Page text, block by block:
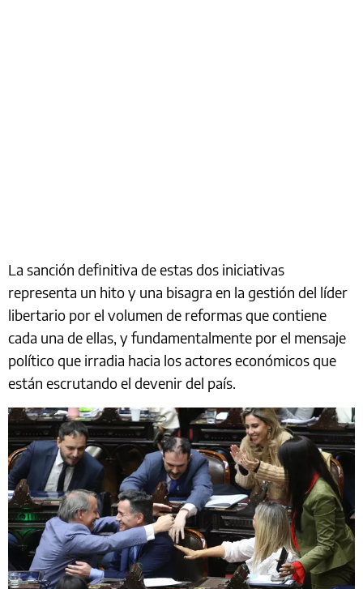
La sanción definitiva de estas dos iniciativas
representa un hito y una bisagra en la gestión del líder
libertario por el volumen de reformas que contiene
cada una de ellas, y fundamentalmente por el mensaje
político que irradia hacia los actores económicos que
están escrutando el devenir del país.